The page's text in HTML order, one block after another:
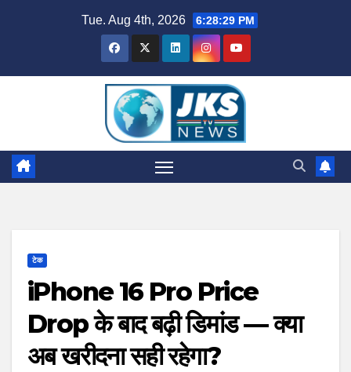
Tue. Aug 4th, 2026 6:28:30 PM
टेक
iPhone 16 Pro Price
Drop के बाद बढ़ी डिमांड — क्या
अब खरीदना सही रहेगा?